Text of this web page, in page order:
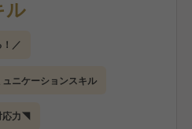
ポイント＞
お客様が多い！
料、レストラン併設などの
で繰り返しご利用いただく
ル
／
ニケーションスキル
応力◥